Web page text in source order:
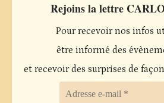
Rejoins la lettre
Pour recevoir nos infos
être informé des
et recevoir des surprises de